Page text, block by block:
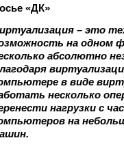
«ДК»
– это
на одном
абсолютно
в виде
несколько
нагрузки с
на